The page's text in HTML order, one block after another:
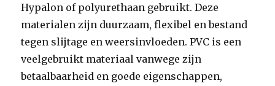
Hypalon of polyurethaan gebruikt. Deze
materialen zijn duurzaam, flexibel en bestand
tegen slijtage en weersinvloeden. PVC is een
veelgebruikt materiaal vanwege zijn
betaalbaarheid en goede eigenschappen,